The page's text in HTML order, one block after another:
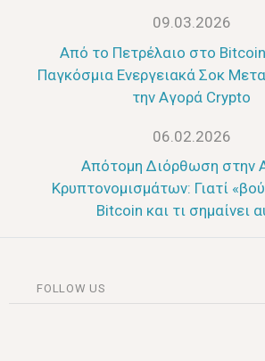
09.03.2026
Από το Πετρέλαιο στο
Παγκόσμια Ενεργειακά Σοκ
την Αγορά Crypto
06.02.2026
Απότομη Διόρθωση στην
Κρυπτονομισμάτων: Γιατί
Bitcoin και τι σημαίνει
FOLLOW US